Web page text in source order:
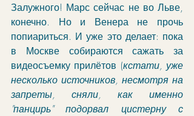
Залужного! Марс сейчас не во Льве,
конечно. Но и Венера не прочь
попиариться. И уже это делает: пока
в Москве собираются сажать за
видеосъемку прилётов (кстати, уже
несколько источников, несмотря на
запреты, сняли, как именно
"панцирь" подорвал цистерну с